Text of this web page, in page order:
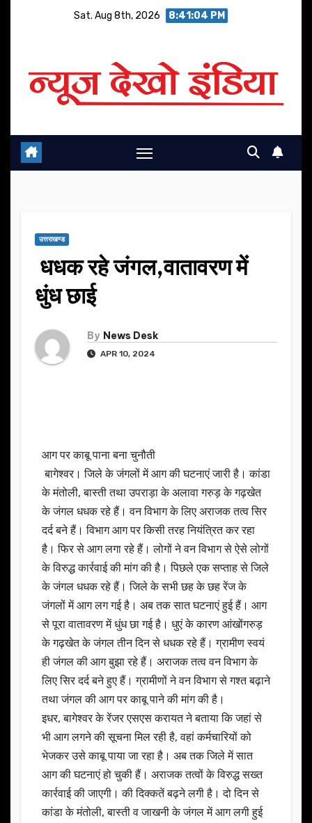
Sat. Aug 8th, 2026 8:41:05 PM
उत्तराखण्ड
धधक रहे जंगल,वातावरण में
धुंध छाई
By News Desk
APR 10, 2024
आग पर काबू पाना बना चुनौती
बागेश्वर। जिले के जंगलों में आग की घटनाएं जारी है। कांडा
के मंतोली, बास्ती तथा उपराड़ा के अलावा गरुड़ के गढ़खेत
के जंगल धधक रहे हैं। वन विभाग के लिए अराजक तत्व सिर
दर्द बने हैं। विभाग आग पर किसी तरह नियंत्रित कर रहा
है। फिर से आग लगा रहे हैं। लोगों ने वन विभाग से ऐसे लोगों
के विरुद्ध कार्रवाई की मांग की है। पिछले एक सप्ताह से जिले
के जंगल धधक रहे हैं। जिले के सभी छह के छह रेंज के
जंगलों में आग लग गई है। अब तक सात घटनाएं हुई हैं। आग
से पूरा वातावरण में धुंध छा गई है। धुएं के कारण आंखोंगरुड़
के गढ़खेत के जंगल तीन दिन से धधक रहे हैं। ग्रामीण स्वयं
ही जंगल की आग बुझा रहे हैं। अराजक तत्व वन विभाग के
लिए सिर दर्द बने हुए हैं। ग्रामीणों ने वन विभाग से गश्त बढ़ाने
तथा जंगल की आग पर काबू पाने की मांग की है।
इधर, बागेश्वर के रेंजर एसएस करायत ने बताया कि जहां से
भी आग लगने की सूचना मिल रही है, वहां कर्मचारियों को
भेजकर उसे काबू पाया जा रहा है। अब तक जिले में सात
आग की घटनाएं हो चुकी हैं। अराजक तत्वों के विरुद्ध सख्त
कार्रवाई की जाएगी। की दिक्कतें बढ़ने लगी है। दो दिन से
कांडा के मंतोली, बास्ती व जाखनी के जंगल में आग लगी हुई